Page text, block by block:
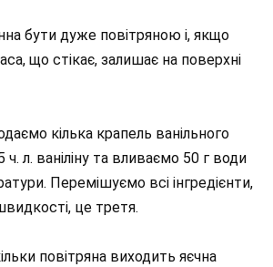
бути дуже повітряною і, якщо
що стікає, залишає на поверхні
кілька крапель ванільного
ч. л. ваніліну та вливаємо 50 г води
Перемішуємо всі інгредієнти,
це третя.
повітряна виходить яєчна